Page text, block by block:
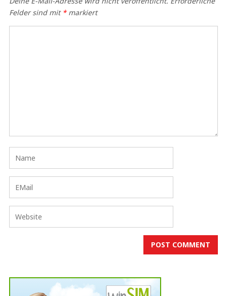
Felder sind mit *markiert